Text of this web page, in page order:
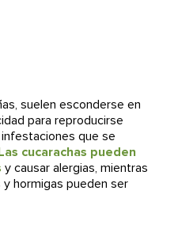
suelen esconderse en
para reproducirse
que se
cucarachas pueden
y causar alergias, mientras
hormigas pueden ser